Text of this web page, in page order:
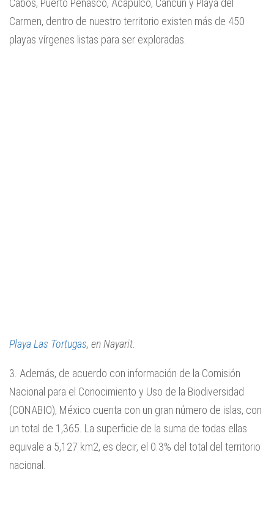
Cabos, Puerto Peñasco, Acapulco, Cancún y Playa del
Carmen, dentro de nuestro territorio existen más de 450
playas vírgenes listas para ser exploradas.
Playa Las Tortugas, en Nayarit.
3. Además, de acuerdo con información de la Comisión
Nacional para el Conocimiento y Uso de la Biodiversidad
(CONABIO), México cuenta con un gran número de islas, con
un total de 1,365. La superficie de la suma de todas ellas
equivale a 5,127 km2, es decir, el 0.3% del total del territorio
nacional.